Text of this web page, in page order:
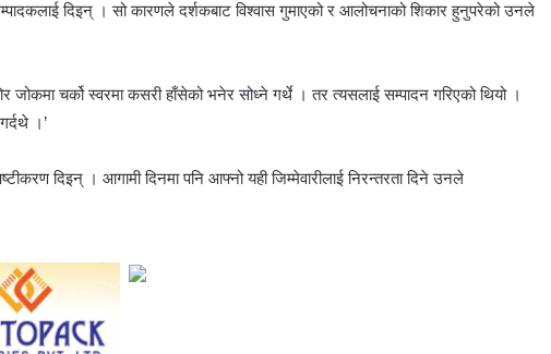
दिइन् । सो कारणले दर्शकबाट विश्वास गुमाएको र आलोचनाको शिकार हुनुपरेको उनले
चर्को स्वरमा कसरी हाँसेको भनेर सोध्ने गर्थे । तर त्यसलाई सम्पादन गरिएको थियो ।
।’
दिइन् । आगामी दिनमा पनि आफ्नो यही जिम्मेवारीलाई निरन्तरता दिने उनले